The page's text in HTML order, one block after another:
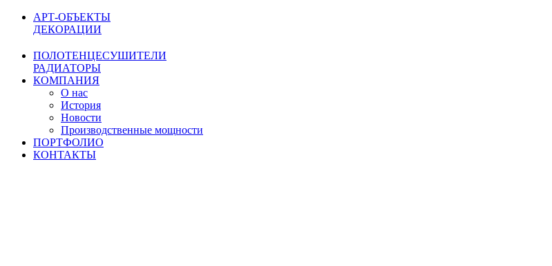
АРТ-ОБЪЕКТЫ
ДЕКОРАЦИИ
ПОЛОТЕНЦЕСУШИТЕЛИ
РАДИАТОРЫ
КОМПАНИЯ
О нас
История
Новости
Производственные мощности
ПОРТФОЛИО
КОНТАКТЫ